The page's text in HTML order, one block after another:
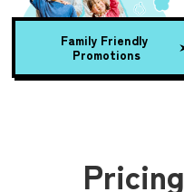
Family Friendly
Promotions